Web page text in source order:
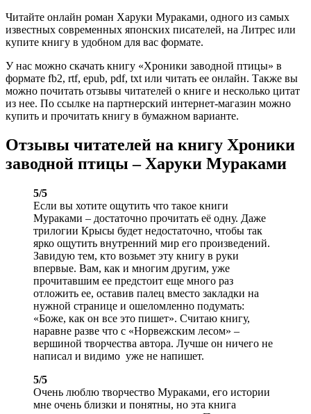
Читайте онлайн роман Харуки Мураками, одного из самых
известных современных японских писателей, на Литрес или
купите книгу в удобном для вас формате.
У нас можно скачать книгу «Хроники заводной птицы» в
формате fb2, rtf, epub, pdf, txt или читать ее онлайн. Также вы
можно почитать отзывы читателей о книге и несколько цитат
из нее. По ссылке на партнерский интернет-магазин можно
купить и прочитать книгу в бумажном варианте.
Отзывы читателей на книгу Хроники
заводной птицы – Харуки Мураками
5/5
Если вы хотите ощутить что такое книги
Мураками – достаточно прочитать её одну. Даже
трилогии Крысы будет недостаточно, чтобы так
ярко ощутить внутренний мир его произведений.
Завидую тем, кто возьмет эту книгу в руки
впервые. Вам, как и многим другим, уже
прочитавшим ее предстоит еще много раз
отложить ее, оставив палец вместо закладки на
нужной странице и ошеломленно подумать:
«Боже, как он все это пишет». Считаю книгу,
наравне разве что с «Норвежским лесом» –
вершиной творчества автора. Лучше он ничего не
написал и видимо уже не напишет.
5/5
Очень люблю творчество Мураками, его истории
мне очень близки и понятны, но эта книга